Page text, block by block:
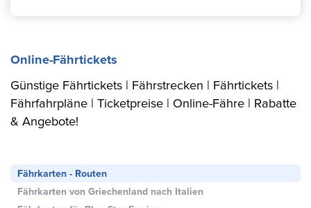
Online-Fährtickets
Günstige Fährtickets | Fährstrecken | Fährtickets |
Fährfahrpläne | Ticketpreise | Online-Fähre | Rabatte
& Angebote!
Fährkarten - Routen
Fährkarten von Griechenland nach Italien